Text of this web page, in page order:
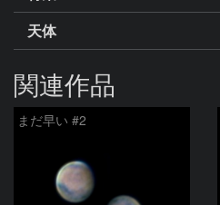
天体
関連作品
まだ早い #2